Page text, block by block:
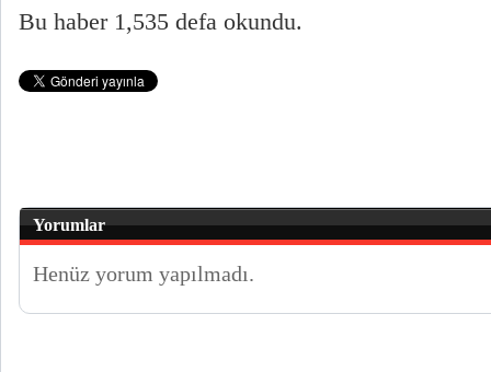
Bu haber 1,535 defa okundu.
Yorumlar
Henüz yorum yapılmadı.